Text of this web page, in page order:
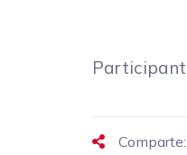
Comparte: